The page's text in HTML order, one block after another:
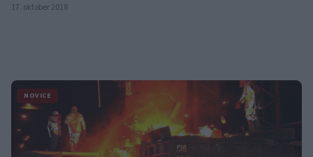
17. oktober 2018
NOVICE